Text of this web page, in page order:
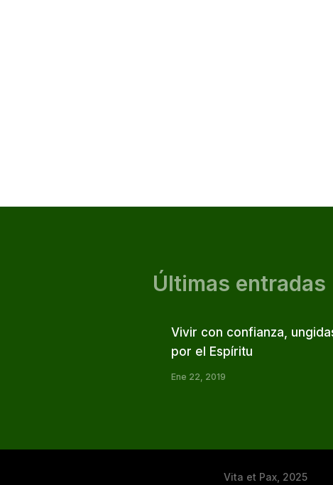
Últimas entradas
Vivir con confianza,
por el Espíritu
Ene 22, 2019
Vita et Pax, 2025